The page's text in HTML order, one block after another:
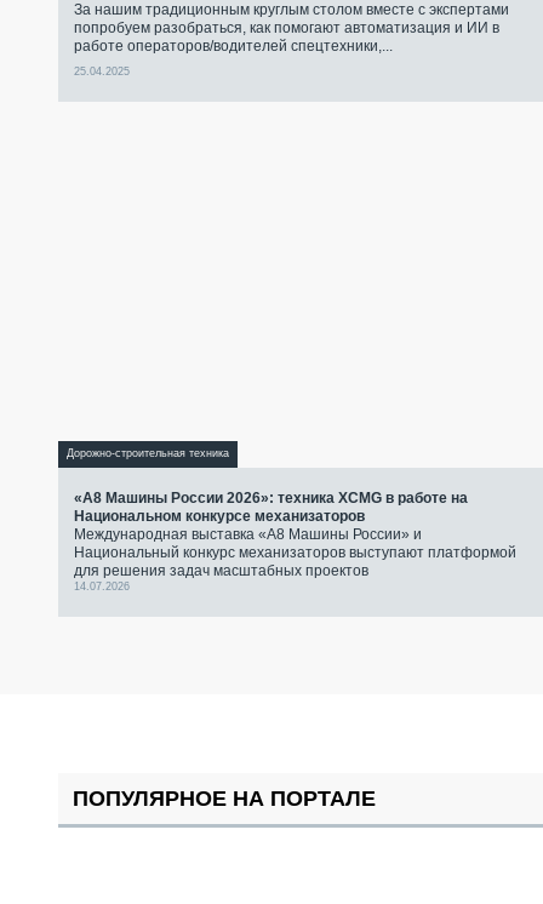
За нашим традиционным круглым столом вместе с экспертами
попробуем разобраться, как помогают автоматизация и ИИ в
работе операторов/водителей спецтехники,...
25.04.2025
Дорожно-строительная техника
«А8 Машины России 2026»: техника XCMG в работе на
Национальном конкурсе механизаторов
Международная выставка «А8 Машины России» и
Национальный конкурс механизаторов выступают платформой
для решения задач масштабных проектов
14.07.2026
ПОПУЛЯРНОЕ НА ПОРТАЛЕ